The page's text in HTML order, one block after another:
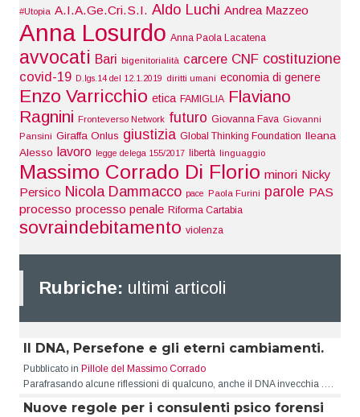
#Utopia A.I.A.Ge.Cri.S.I. Aldo Luchi Andrea Mazzeo
Anna Losurdo Anna Paola Lacatena
avvocati Bari bigenitorialità carcere CNF costituzione
covid-19 D.lgs.14 del 12.1.2019 diritti umani economia di genere
Enzo Varricchio etica FAMIGLIA Flaviano
Ragnini Fronteverso Network futuro Giovanna Fava Giovanni
Pansini Giraffa Onlus giustizia Global Thinking Foundation Ileana
Alesso lavoro legge delega 155/2017 libertà linguaggio
Massimo Corrado Di Florio minori Nicky
Persico Nicola Dammacco pace Paola Furini parole PAS
processo processo penale Riforma Cartabia
sovraindebitamento violenza
Rubriche: ultimi articoli
Il DNA, Persefone e gli eterni cambiamenti.
Pubblicato in Pillole del Massimo Corrado
Parafrasando alcune riflessioni di qualcuno, anche il DNA invecchia .…
Nuove regole per i consulenti psico forensi